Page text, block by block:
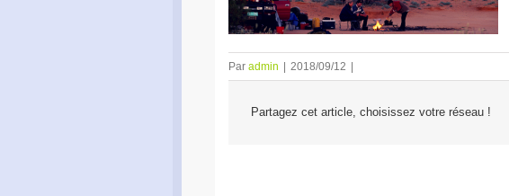
Par admin 2018/09/12
Partagez cet article, choisissez votre réseau !